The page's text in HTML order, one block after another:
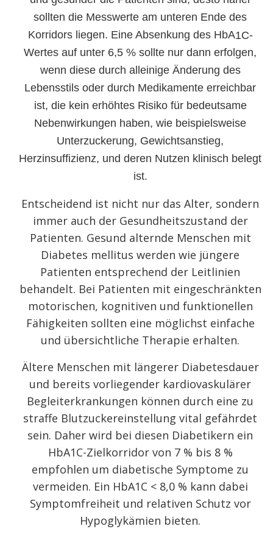
sollten die Messwerte am unteren Ende des
Korridors liegen. Eine Absenkung des HbA1C-
Wertes auf unter 6,5 % sollte nur dann erfolgen,
wenn diese durch alleinige Änderung des
Lebensstils oder durch Medikamente erreichbar
ist, die kein erhöhtes Risiko für bedeutsame
Nebenwirkungen haben, wie beispielsweise
Unterzuckerung, Gewichtsanstieg,
Herzinsuffizienz, und deren Nutzen klinisch belegt
ist.
Entscheidend ist nicht nur das Alter, sondern
immer auch der Gesundheitszustand der
Patienten. Gesund alternde Menschen mit
Diabetes mellitus werden wie jüngere
Patienten entsprechend der Leitlinien
behandelt. Bei Patienten mit eingeschränkten
motorischen, kognitiven und funktionellen
Fähigkeiten sollten eine möglichst einfache
und übersichtliche Therapie erhalten.
Ältere Menschen mit längerer Diabetesdauer
und bereits vorliegender kardiovaskulärer
Begleiterkrankungen können durch eine zu
straffe Blutzuckereinstellung vital gefährdet
sein. Daher wird bei diesen Diabetikern ein
HbA1C-Zielkorridor von 7 % bis 8 %
empfohlen um diabetische Symptome zu
vermeiden. Ein HbA1C < 8,0 % kann dabei
Symptomfreiheit und relativen Schutz vor
Hypoglykämien bieten.